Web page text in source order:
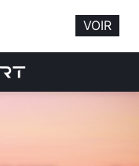
VOIR